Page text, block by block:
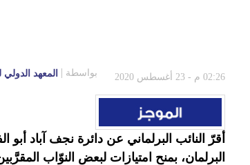
02:26 م - 23 أغسطس 2020 بواسطة المعهد الدولي
أقرّ النائب البرلماني عن دائرة نجف آباد
البرلمان، بمنح امتيازات لبعض النوّاب